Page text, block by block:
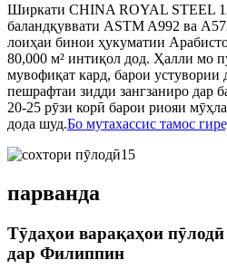
Ширкати CHINA ROYAL STEEL
баландқуввати ASTM A992 ва
лоиҳаи бинои ҳукуматии
80,000 м² интиқол дод. Ҳалли мо
мувофиқат кард, барои
пешрафтаи зидди зангзаниро дар
20-25 рӯзи корӣ барои риояи
дода шуд.Бо мутахассис тамос
парванда
Тӯдаҳои варақаҳои
дар Филиппин